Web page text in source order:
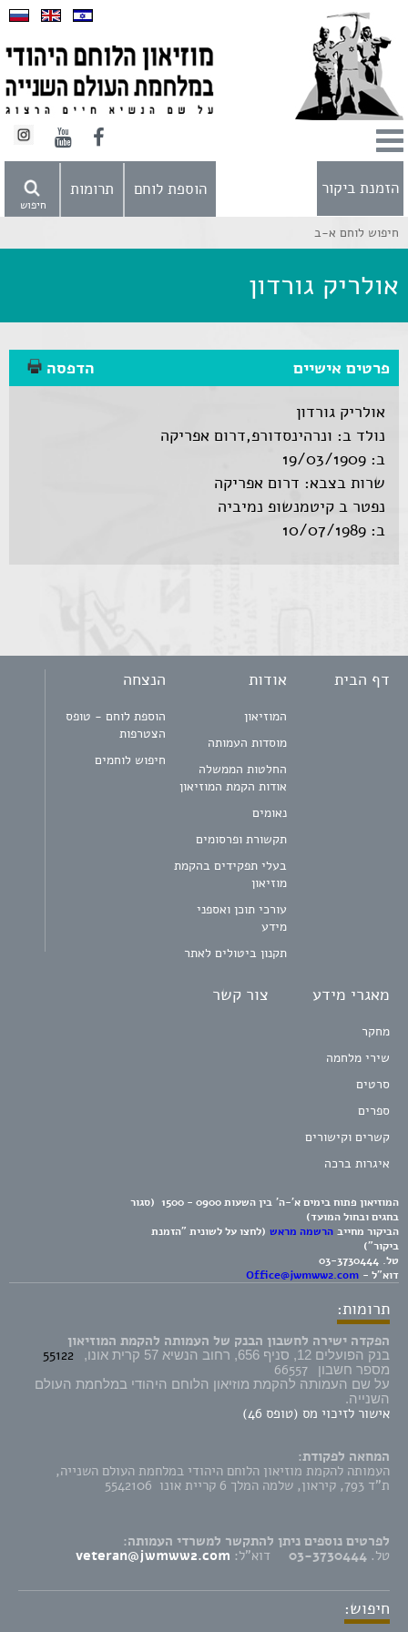
הזמנת ביקור
חיפוש
הוספת לוחם תרומות
חיפוש לוחם א-ב
אולריק גורדון
פרטים אישיים
הדפסה
אולריק גורדון
נולד ב: ונרהינסדורפ,דרום אפריקה
ב: 19/03/1909
שרות בצבא: דרום אפריקה
נפטר ב קיטמנשופ נמיביה
ב: 10/07/1989
דף הבית אודות
המוזיאון
מוסדות העמותה
החלטות הממשלה
אודות הקמת המוזיאון
נאומים
תקשורת ופרסומים
בעלי תפקידים בהקמת
מוזיאון
עורכי תוכן ואספני
מידע
תקנון ביטולים לאתר
הנצחה
הוספת לוחם - טופס
הצטרפות
חיפוש לוחמים
מאגרי מידע
מחקר
שירי מלחמה
סרטים
ספרים
קשרים וקישורים
איגרות ברכה
צור קשר
המוזיאון פתוח בימים א'-ה' בין השעות 0900 - 1500 (סגור
בחגים ובחול המועד)
הביקור מחייב הרשמה מראש (לחצו על לשונית "הזמנת
ביקור")
טל. 03-3730444
דוא"ל - Office@jwmww2.com
תרומות:
הפקדה ישירה לחשבון הבנק של העמותה להקמת המוזיאון
בנק הפועלים 12, סניף 656, רחוב הנשיא 57 קרית אונו, 55122
מספר חשבון 66557
על שם העמותה להקמת מוזיאון הלוחם היהודי במלחמת העולם
השנייה.
אישור לזיכוי מס (טופס 46)
המחאה לפקודת:
העמותה להקמת מוזיאון הלוחם היהודי במלחמת העולם השנייה,
ת"ד 793, קיראון, שלמה המלך 6 קריית אונו 5542106
לפרטים נוספים ניתן להתקשר למשרדי העמותה:
טל. 03-3730444 דוא"ל: veteran@jwmww2.com
חיפוש: